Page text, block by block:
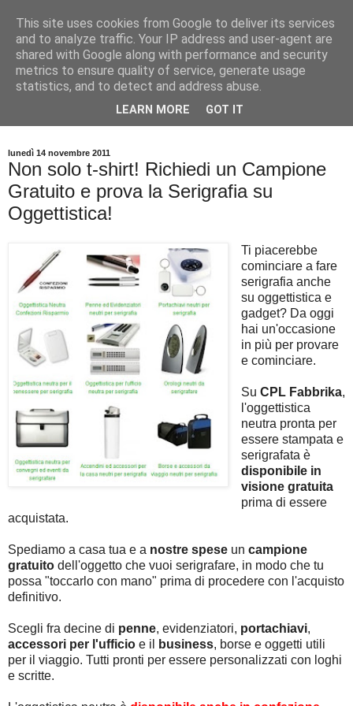
magliette e abbigliamento in serigrafia e digitale.
lunedì 14 novembre 2011
Non solo t-shirt! Richiedi un Campione
Gratuito e prova la Serigrafia su
Oggettistica!
Ti piacerebbe
cominciare a fare
serigrafia anche
su oggettistica e
gadget? Da oggi
hai un'occasione
in più per provare
e cominciare.
Su CPL Fabbrika,
l'oggettistica
neutra pronta per
essere stampata e
serigrafata è
disponibile in
visione gratuita
prima di essere
acquistata.
Spediamo a casa tua e a nostre spese un campione
gratuito dell'oggetto che vuoi serigrafare, in modo che tu
possa "toccarlo con mano" prima di procedere con l'acquisto
definitivo.
Scegli fra decine di penne, evidenziatori, portachiavi,
accessori per l'ufficio e il business, borse e oggetti utili
per il viaggio. Tutti pronti per essere personalizzati con loghi
e scritte.
This site uses cookies from Google to deliver its services
and to analyze traffic. Your IP address and user-agent are
shared with Google along with performance and security
metrics to ensure quality of service, generate usage
statistics, and to detect and address abuse.
LEARN MORE GOT IT